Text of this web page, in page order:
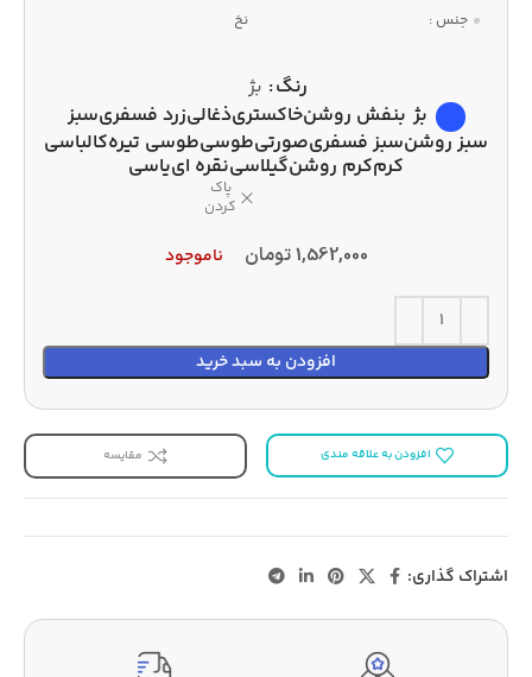
جنس :
نخ
رنگ بژ
بژ بنفش روشنخاکستریذغالیزرد فسفریسبز
سبز روشنسبز فسفریصورتیطوسیطوسی تیرهکالباسی
کرمکرم روشنگیلاسینقره اییاسی
پاک
کردن
1,562,000تومان ناموجود
افزودن به سبد خرید
افزودن به علاقه مندی مقایسه
اشتراک گذاری: